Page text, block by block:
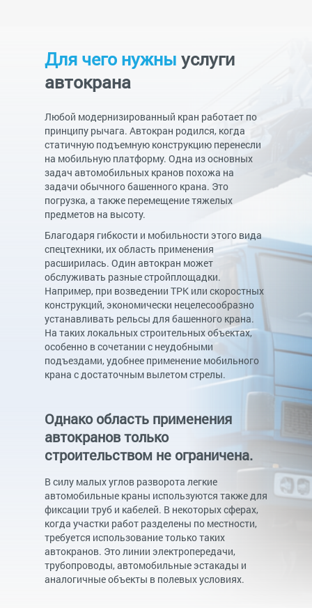
Для чего нужны услуги
автокрана
Любой модернизированный кран работает по
принципу рычага. Автокран родился, когда
статичную подъемную конструкцию перенесли
на мобильную платформу. Одна из основных
задач автомобильных кранов похожа на
задачи обычного башенного крана. Это
погрузка, а также перемещение тяжелых
предметов на высоту.
Благодаря гибкости и мобильности этого вида
спецтехники, их область применения
расширилась. Один автокран может
обслуживать разные стройплощадки.
Например, при возведении ТРК или скоростных
конструкций, экономически нецелесообразно
устанавливать рельсы для башенного крана.
На таких локальных строительных объектах,
особенно в сочетании с неудобными
подъездами, удобнее применение мобильного
крана с достаточным вылетом стрелы.
Однако область применения
автокранов только
строительством не ограничена.
В силу малых углов разворота легкие
автомобильные краны используются также для
фиксации труб и кабелей. В некоторых сферах,
когда участки работ разделены по местности,
требуется использование только таких
автокранов. Это линии электропередачи,
трубопроводы, автомобильные эстакады и
аналогичные объекты в полевых условиях.